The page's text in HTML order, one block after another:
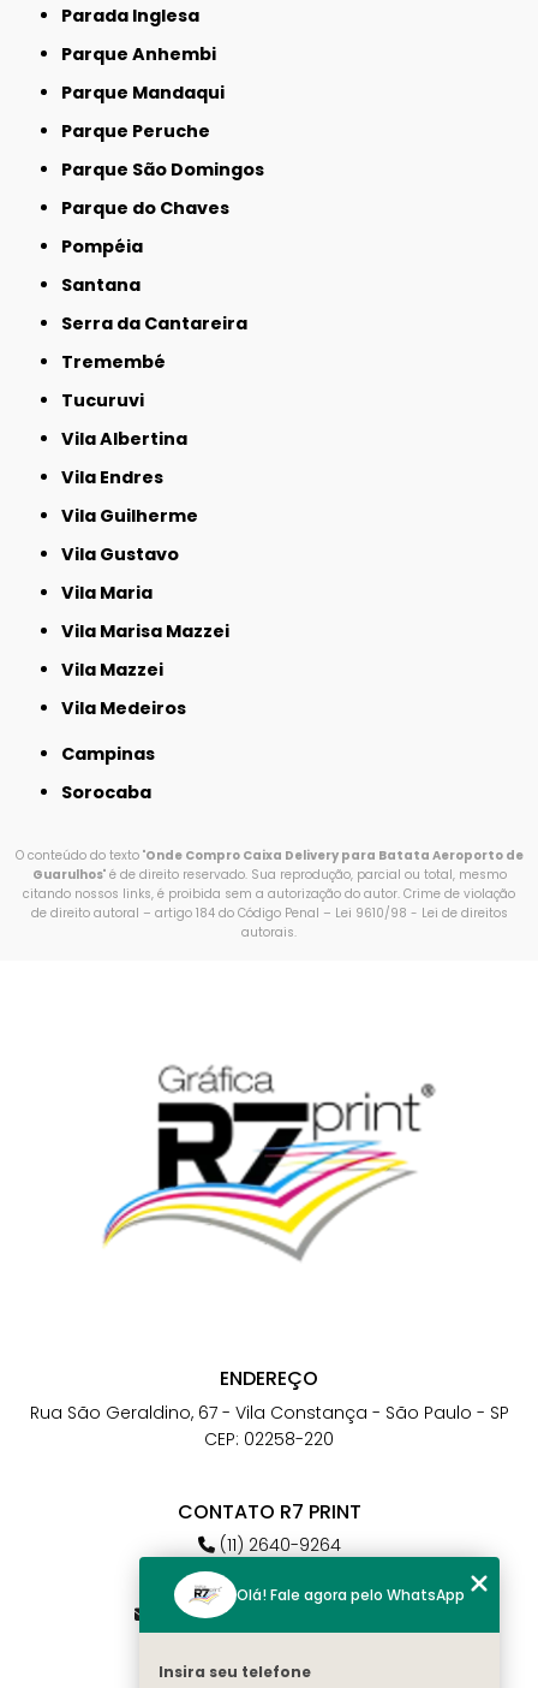
Parada Inglesa
Parque Anhembi
Parque Mandaqui
Parque Peruche
Parque São Domingos
Parque do Chaves
Pompéia
Santana
Serra da Cantareira
Tremembé
Tucuruvi
Vila Albertina
Vila Endres
Vila Guilherme
Vila Gustavo
Vila Maria
Vila Marisa Mazzei
Vila Mazzei
Vila Medeiros
Campinas
Sorocaba
O conteúdo do texto "Onde Compro Caixa Delivery para Batata Aeroporto de
Guarulhos" é de direito reservado. Sua reprodução, parcial ou total, mesmo
citando nossos links, é proibida sem a autorização do autor. Crime de violação
de direito autoral – artigo 184 do Código Penal – Lei 9610/98 - Lei de direitos
autorais.
ENDEREÇO
Rua São Geraldino, 67 - Vila Constança - São Paulo - SP
CEP: 02258-220
CONTATO R7 PRINT
(11) 2640-9264
(11) 98784-6664
atendimento@r7print.com.br
Olá! Fale agora pelo WhatsApp
Insira seu telefone